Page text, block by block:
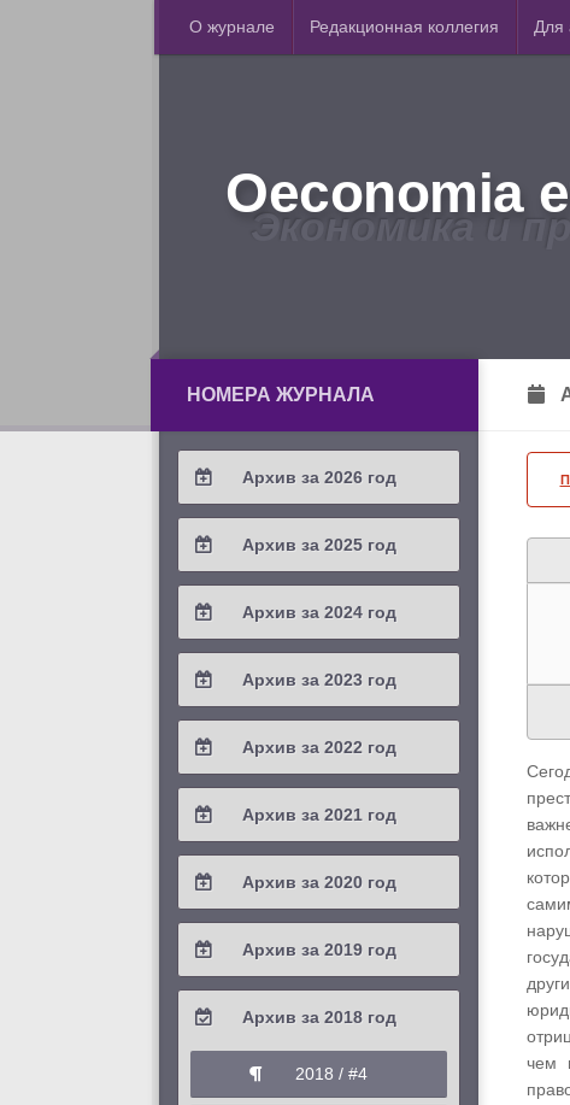
О журнале Редакционная коллегия Для
Oeconomia
Экономика и
чем
НОМЕРА ЖУРНАЛА
Архив за 2026 год
2026 / #2
2026 / #1
Архив за 2025 год
2025 / #4
2025 / #3
2025 / #1
Архив за 2024 год
2024 / #4
2024 / #3
2024 / #1
Архив за 2023 год
2023 / #4
2023 / #3
2023 / #1
Архив за 2022 год
2022 / #4
2022 / #3
2022 / #1
Архив за 2021 год
2021 / #4
2021 / #3
2021 / #1
Архив за 2020 год
2020 / #4
2020 / #3
Архив за 2019 год
2019 / #4
2019 / #3
Архив за 2018 год
2018 / #4